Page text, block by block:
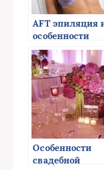
AFT эпиляция
особенности
Особенности
свадебной